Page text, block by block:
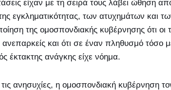
είχαν με τη σειρά τους λάβει ώθηση
εγκληματικότητας, των ατυχημάτων και
της ομοσπονδιακής κυβέρνησης ότι
και ότι σε έναν πληθυσμό τόσο
έκτακτης ανάγκης είχε νόημα.
ανησυχίες, η ομοσπονδιακή κυβέρνηση